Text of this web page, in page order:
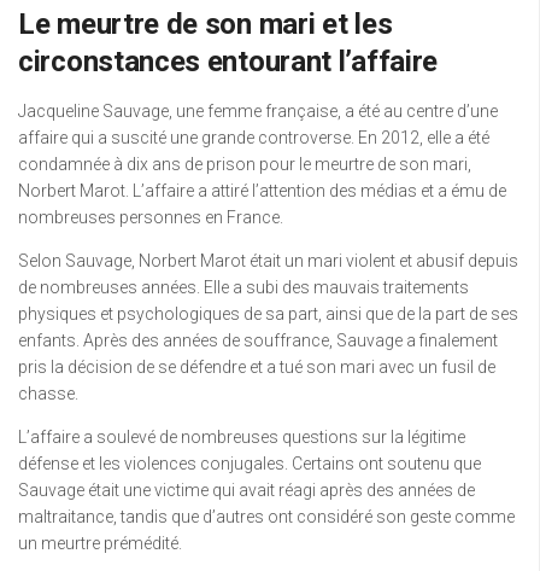
Le meurtre de son mari et les
circonstances entourant l’affaire
Jacqueline Sauvage, une femme française, a été au centre d’une
affaire qui a suscité une grande controverse. En 2012, elle a été
condamnée à dix ans de prison pour le meurtre de son mari,
Norbert Marot. L’affaire a attiré l’attention des médias et a ému de
nombreuses personnes en France.
Selon Sauvage, Norbert Marot était un mari violent et abusif depuis
de nombreuses années. Elle a subi des mauvais traitements
physiques et psychologiques de sa part, ainsi que de la part de ses
enfants. Après des années de souffrance, Sauvage a finalement
pris la décision de se défendre et a tué son mari avec un fusil de
chasse.
L’affaire a soulevé de nombreuses questions sur la légitime
défense et les violences conjugales. Certains ont soutenu que
Sauvage était une victime qui avait réagi après des années de
maltraitance, tandis que d’autres ont considéré son geste comme
un meurtre prémédité.